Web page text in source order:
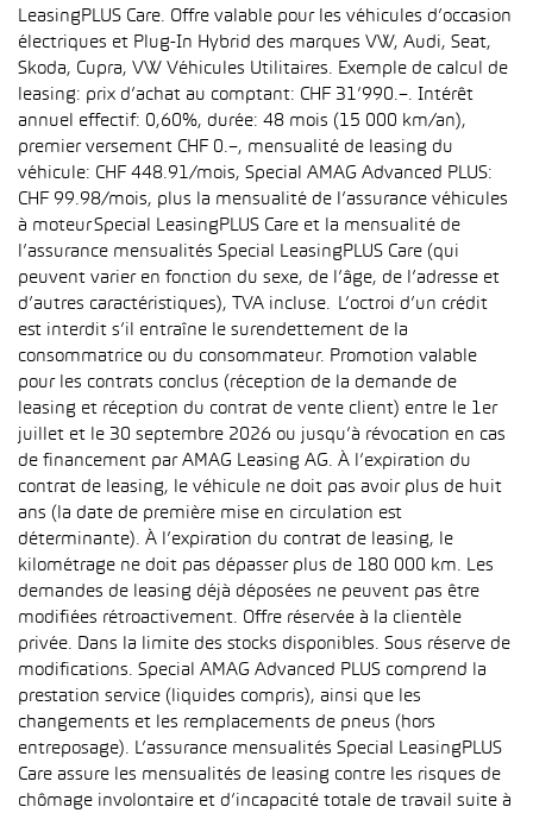
LeasingPLUS Care. Offre valable pour les véhicules d’occasion
électriques et Plug-In Hybrid des marques VW, Audi, Seat,
Skoda, Cupra, VW Véhicules Utilitaires. Exemple de calcul de
leasing: prix d’achat au comptant: CHF 31’990.–. Intérêt
annuel effectif: 0,60%, durée: 48 mois (15 000 km/an),
premier versement CHF 0.–, mensualité de leasing du
véhicule: CHF 448.91/mois, Special AMAG Advanced PLUS:
CHF 99.98/mois, plus la mensualité de l’assurance véhicules
à moteur Special LeasingPLUS Care et la mensualité de
l’assurance mensualités Special LeasingPLUS Care (qui
peuvent varier en fonction du sexe, de l’âge, de l’adresse et
d’autres caractéristiques), TVA incluse. L’octroi d’un crédit
est interdit s’il entraîne le surendettement de la
consommatrice ou du consommateur. Promotion valable
pour les contrats conclus (réception de la demande de
leasing et réception du contrat de vente client) entre le 1er
juillet et le 30 septembre 2026 ou jusqu’à révocation en cas
de financement par AMAG Leasing AG. À l’expiration du
contrat de leasing, le véhicule ne doit pas avoir plus de huit
ans (la date de première mise en circulation est
déterminante). À l’expiration du contrat de leasing, le
kilométrage ne doit pas dépasser plus de 180 000 km. Les
demandes de leasing déjà déposées ne peuvent pas être
modifiées rétroactivement. Offre réservée à la clientèle
privée. Dans la limite des stocks disponibles. Sous réserve de
modifications. Special AMAG Advanced PLUS comprend la
prestation service (liquides compris), ainsi que les
changements et les remplacements de pneus (hors
entreposage). L’assurance mensualités Special LeasingPLUS
Care assure les mensualités de leasing contre les risques de
chômage involontaire et d’incapacité totale de travail suite à